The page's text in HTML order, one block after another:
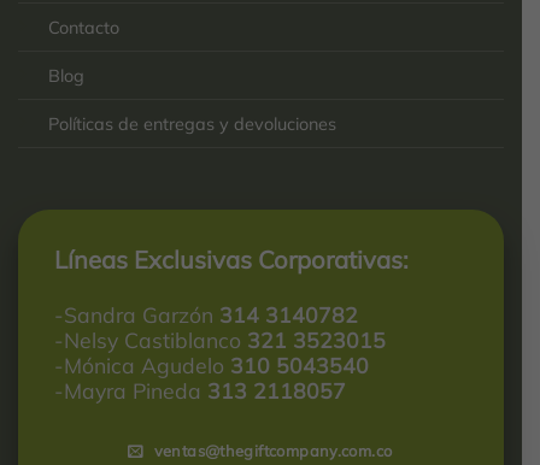
Contacto
Blog
Políticas de entregas y devoluciones
Líneas Exclusivas Corporativas:
-Sandra Garzón 314 3140782
-Nelsy Castiblanco 321 3523015
-Mónica Agudelo 310 5043540
-Mayra Pineda 313 2118057
ventas@thegiftcompany.com.co